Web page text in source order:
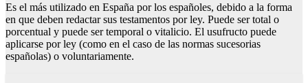
Es el más utilizado en España por los españoles, debido a la forma
en que deben redactar sus testamentos por ley. Puede ser total o
porcentual y puede ser temporal o vitalicio. El usufructo puede
aplicarse por ley (como en el caso de las normas sucesorias
españolas) o voluntariamente.